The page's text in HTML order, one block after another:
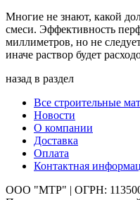
Многие не знают, какой
смеси. Эффективность
миллиметров, но не
иначе раствор будет
назад в раздел
Все строительные
Новости
О компании
Доставка
Оплата
Контактная
ООО "МТР" | ОГРН: